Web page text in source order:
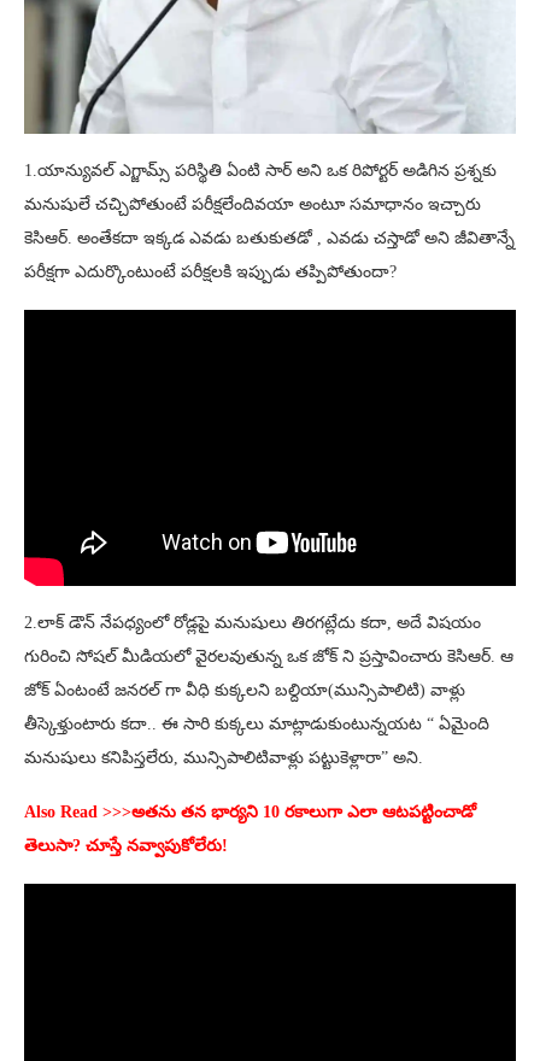
1.యాన్యువల్ ఎగ్జామ్స్ పరిస్థితి ఏంటి సార్ అని ఒక రిపోర్టర్ అడిగిన ప్రశ్నకు
మనుషులే చచ్చిపోతుంటే పరీక్షలేందివయా అంటూ సమాధానం ఇచ్చారు
కెసిఆర్. అంతేకదా ఇక్కడ ఎవడు బతుకుతడో , ఎవడు చస్తాడో అని జీవితాన్నే
పరీక్షగా ఎదుర్కొంటుంటే పరీక్షలకి ఇప్పుడు తప్పిపోతుందా?
2.లాక్ డౌన్ నేపధ్యంలో రోడ్లపై మనుషులు తిరగట్లేదు కదా, అదే విషయం
గురించి సోషల్ మీడియలో వైరలవుతున్న ఒక జోక్ ని ప్రస్తావించారు కెసిఆర్. ఆ
జోక్ ఏంటంటే జనరల్ గా వీధి కుక్కలని బల్దియా(మున్సిపాలిటి) వాళ్లు
తీస్కెళ్తుంటారు కదా.. ఈ సారి కుక్కలు మాట్లాడుకుంటున్నయట “ ఏమైంది
మనుషులు కనిపిస్తలేరు, మున్సిపాలిటివాళ్లు పట్టుకెళ్లారా” అని.
Also Read >>>అతను తన భార్యని 10 రకాలుగా ఎలా ఆటపట్టించాడో
తెలుసా? చూస్తే నవ్వాపుకోలేరు!